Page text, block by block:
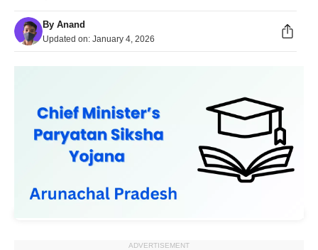
By Anand
Updated on: January 4, 2026
ADVERTISEMENT